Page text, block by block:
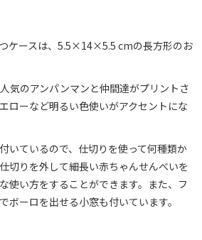
ケースは、5.5×14×5.5 cmの長方形のお
気のアンパンマンと仲間達がプリントさ
ローなど明るい色使いがアクセントにな
いているので、仕切りを使って何種類か
切りを外して細長い赤ちゃんせんべいを
使い方をすることができます。また、フ
ボーロを出せる小窓も付いています。